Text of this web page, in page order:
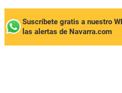
Suscríbete gratis a nuestro
las alertas de Navarra.com